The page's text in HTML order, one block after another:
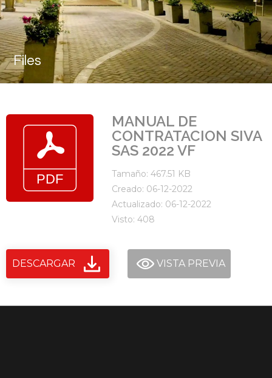
Files
MANUAL DE
CONTRATACION SIVA
SAS 2022 VF
Tamaño: 467.51 KB
Creado: 06-12-2022
Actualizado: 06-12-2022
Visto: 408
DESCARGAR VISTA PREVIA